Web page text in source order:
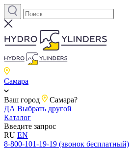
Самара
Ваш город
Самара?
ДА Выбрать другой
Каталог
Введите запрос
RU EN
8-800-101-19-19 (звонок бесплатный)